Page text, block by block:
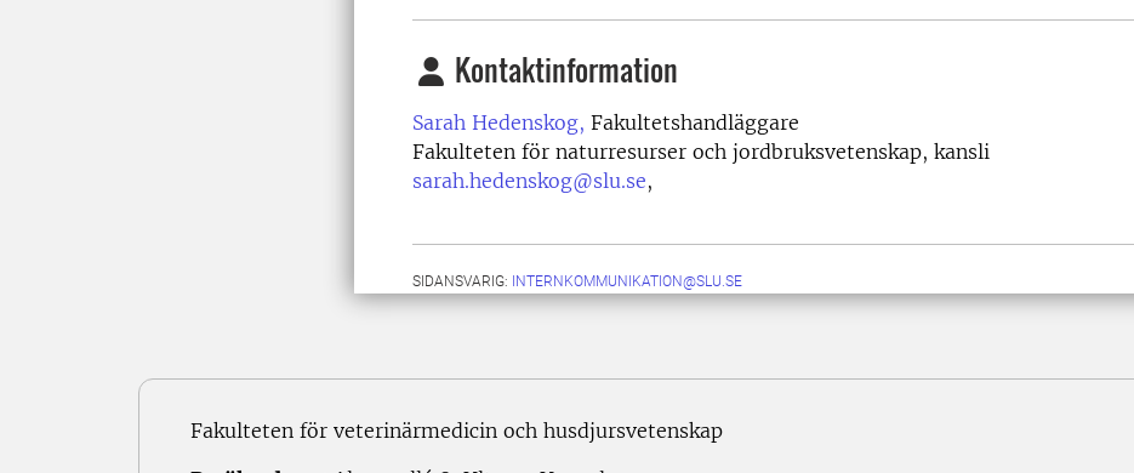
Kontaktinformation
Sarah Hedenskog, Fakultetshandläggare
Fakulteten för naturresurser och jordbruksvetenskap, kansli
sarah.hedenskog@slu.se,
SIDANSVARIG: INTERNKOMMUNIKATION@SLU.SE
Fakulteten för veterinärmedicin och husdjursvetenskap